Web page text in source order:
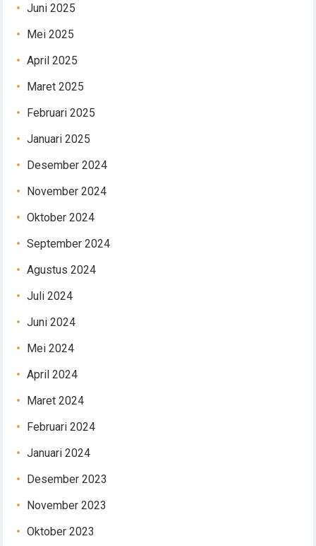
Juni 2025
Mei 2025
April 2025
Maret 2025
Februari 2025
Januari 2025
Desember 2024
November 2024
Oktober 2024
September 2024
Agustus 2024
Juli 2024
Juni 2024
Mei 2024
April 2024
Maret 2024
Februari 2024
Januari 2024
Desember 2023
November 2023
Oktober 2023